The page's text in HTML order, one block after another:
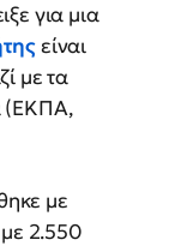
για μια
είναι
με τα
(ΕΚΠΑ,
με
με 2.550